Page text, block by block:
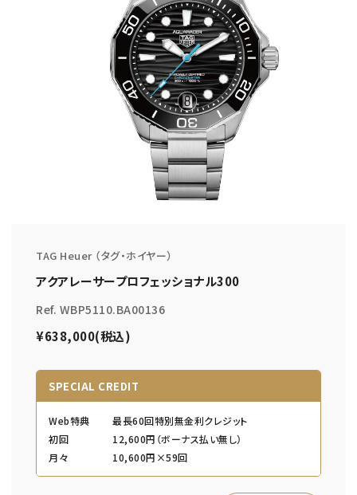
TAG Heuer （タグ・ホイヤー）
アクアレーサープロフェッショナル300
Ref. WBP5110.BA00136
¥638,000(税込)
SPECIAL CREDIT
Web特典
最長60回特別無金利クレジット
初回
12,600円（ボーナス払い無し）
月々
10,600円×59回